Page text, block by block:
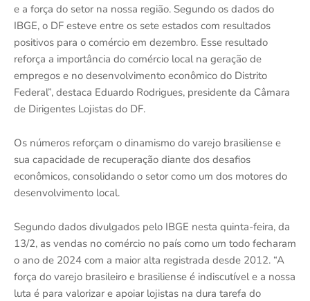
e a força do setor na nossa região. Segundo os dados do
IBGE, o DF esteve entre os sete estados com resultados
positivos para o comércio em dezembro. Esse resultado
reforça a importância do comércio local na geração de
empregos e no desenvolvimento econômico do Distrito
Federal”, destaca Eduardo Rodrigues, presidente da Câmara
de Dirigentes Lojistas do DF.
Os números reforçam o dinamismo do varejo brasiliense e
sua capacidade de recuperação diante dos desafios
econômicos, consolidando o setor como um dos motores do
desenvolvimento local.
Segundo dados divulgados pelo IBGE nesta quinta-feira, da
13/2, as vendas no comércio no país como um todo fecharam
o ano de 2024 com a maior alta registrada desde 2012. “A
força do varejo brasileiro e brasiliense é indiscutível e a nossa
luta é para valorizar e apoiar lojistas na dura tarefa do